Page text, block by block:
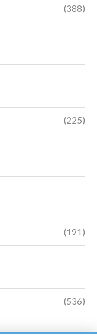
(388)
(225)
(191)
(536)